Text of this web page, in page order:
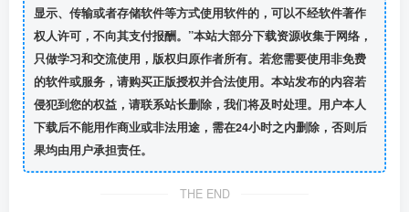
显示、传输或者存储软件等方式使用软件的，可以不经软件著作
权人许可，不向其支付报酬。”本站大部分下载资源收集于网络，
只做学习和交流使用，版权归原作者所有。若您需要使用非免费
的软件或服务，请购买正版授权并合法使用。本站发布的内容若
侵犯到您的权益，请联系站长删除，我们将及时处理。用户本人
下载后不能用作商业或非法用途，需在24小时之内删除，否则后
果均由用户承担责任。
THE END